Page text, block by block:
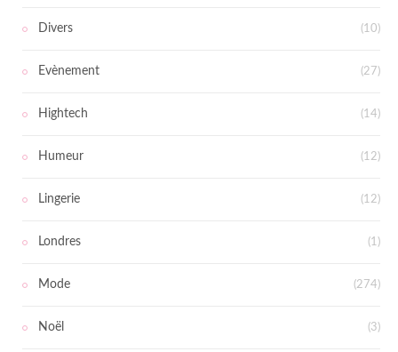
Divers (10)
Evènement (27)
Hightech (14)
Humeur (12)
Lingerie (12)
Londres (1)
Mode (274)
Noël (3)